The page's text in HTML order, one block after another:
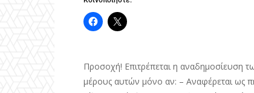
Προσοχή! Επιτρέπεται η αναδημοσίευση
μέρους αυτών μόνο αν: – Αναφέρεται ως